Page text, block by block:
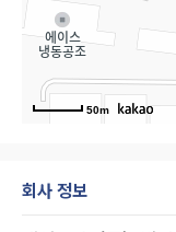
50m
회사 정보